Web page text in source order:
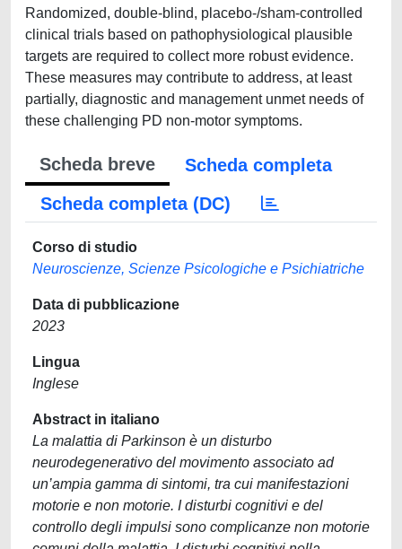
Randomized, double-blind, placebo-/sham-controlled
clinical trials based on pathophysiological plausible
targets are required to collect more robust evidence.
These measures may contribute to address, at least
partially, diagnostic and management unmet needs of
these challenging PD non-motor symptoms.
Scheda breve
Scheda completa
Scheda completa (DC)
Corso di studio
Neuroscienze, Scienze Psicologiche e Psichiatriche
Data di pubblicazione
2023
Lingua
Inglese
Abstract in italiano
La malattia di Parkinson è un disturbo
neurodegenerativo del movimento associato ad
un’ampia gamma di sintomi, tra cui manifestazioni
motorie e non motorie. I disturbi cognitivi e del
controllo degli impulsi sono complicanze non motorie